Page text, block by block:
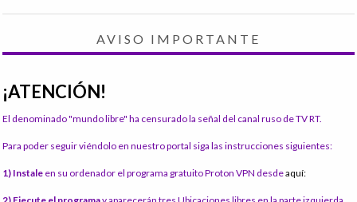
AVISO IMPORTANTE
¡ATENCIÓN!
El denominado "mundo libre" ha censurado la señal del canal ruso de TV RT.
Para poder seguir viéndolo en nuestro portal siga las instrucciones siguientes:
1) Instale en su ordenador el programa gratuito Proton VPN desdeaquí: